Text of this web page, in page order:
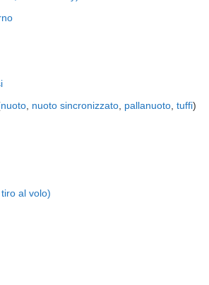
nuoto nuoto sincronizzato pallanuoto tuffi)
al volo)